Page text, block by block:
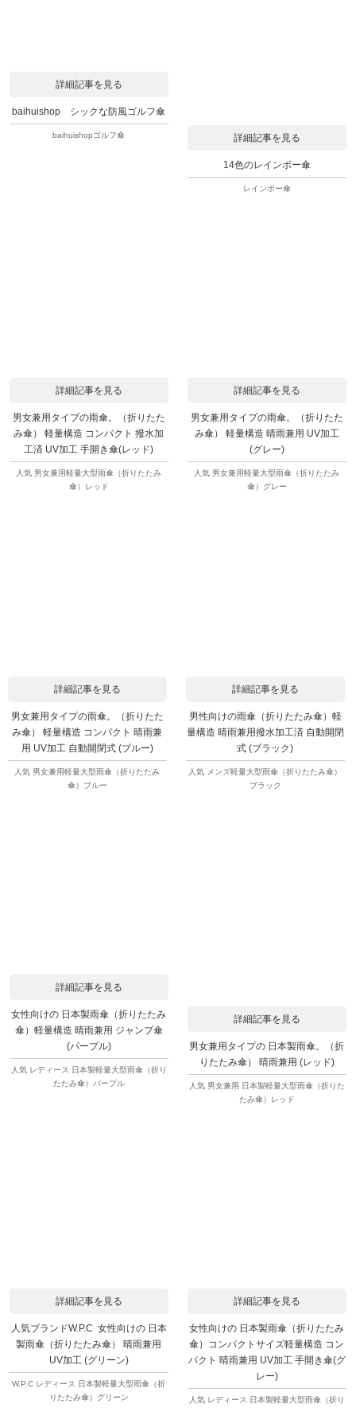
詳細記事を見る
baihuishop シックな防風ゴルフ傘
baihuishopゴルフ傘 詳細記事を見る
14色のレインボー傘
レインボー傘
詳細記事を見る
男女兼用タイプの雨傘。（折りたた
み傘） 軽量構造 コンパクト 撥水加
工済 UV加工 手開き傘(レッド)
人気 男女兼用軽量大型雨傘（折りたたみ
傘）レッド
詳細記事を見る
男女兼用タイプの雨傘。（折りたた
み傘） 軽量構造 晴雨兼用 UV加工
(グレー)
人気 男女兼用軽量大型雨傘（折りたたみ
傘）グレー
詳細記事を見る
男女兼用タイプの雨傘。（折りたた
み傘） 軽量構造 コンパクト 晴雨兼
用 UV加工 自動開閉式 (ブルー)
人気 男女兼用軽量大型雨傘（折りたたみ
傘）ブルー
詳細記事を見る
男性向けの雨傘（折りたたみ傘）軽
量構造 晴雨兼用撥水加工済 自動開閉
式 (ブラック)
人気 メンズ軽量大型雨傘（折りたたみ傘）
ブラック
詳細記事を見る
女性向けの 日本製雨傘（折りたたみ
傘）軽量構造 晴雨兼用 ジャンプ傘
(パープル)
人気 レディース 日本製軽量大型雨傘（折り
たたみ傘）パープル
詳細記事を見る
男女兼用タイプの 日本製雨傘。（折
りたたみ傘） 晴雨兼用 (レッド)
人気 男女兼用 日本製軽量大型雨傘（折りた
たみ傘）レッド
詳細記事を見る
人気ブランドW.P.C 女性向けの 日本
製雨傘（折りたたみ傘） 晴雨兼用
UV加工 (グリーン)
W.P.C レディース 日本製軽量大型雨傘（折
りたたみ傘）グリーン
詳細記事を見る
女性向けの 日本製雨傘（折りたたみ
傘）コンパクトサイズ軽量構造 コン
パクト 晴雨兼用 UV加工 手開き傘(グ
レー)
人気 レディース 日本製軽量大型雨傘（折り